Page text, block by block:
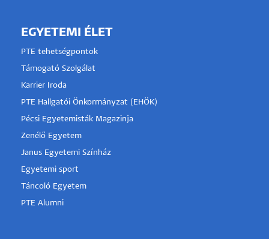
EGYETEMI ÉLET
PTE tehetségpontok
Támogató Szolgálat
Karrier Iroda
PTE Hallgatói Önkormányzat (EHÖK)
Pécsi Egyetemisták Magazinja
Zenélő Egyetem
Janus Egyetemi Színház
Egyetemi sport
Táncoló Egyetem
PTE Alumni